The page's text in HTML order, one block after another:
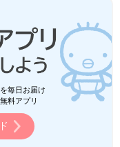
毎日お届け
料アプリ